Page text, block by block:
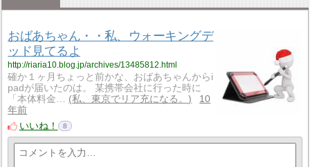
おばあちゃん・・私、ウォーキングデ
ッド見てるよ
http://riaria10.blog.jp/archives/13485812.html
確か１ヶ月ちょっと前かな、おばあちゃんからi
padが届いたのは。 某携帯会社に行った時に
「本体料金…
私、東京でリア充になる。
10
年前
いいね！
8